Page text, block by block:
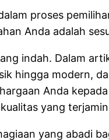
proses
Anda adalah
indah. Dalam
hingga modern,
Anda
yang
yang abadi